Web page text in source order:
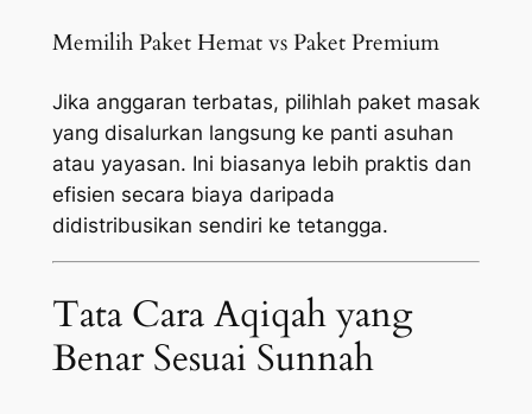
Memilih Paket Hemat vs Paket Premium
Jika anggaran terbatas, pilihlah paket masak
yang disalurkan langsung ke panti asuhan
atau yayasan. Ini biasanya lebih praktis dan
efisien secara biaya daripada
didistribusikan sendiri ke tetangga.
Tata Cara Aqiqah yang
Benar Sesuai Sunnah